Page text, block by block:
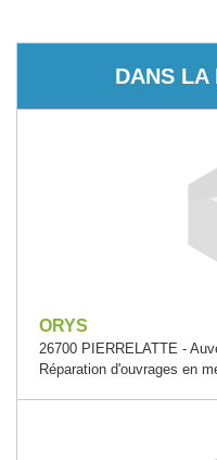
DANS LA
ORYS
26700 PIERRELATTE -
Réparation d'ouvrages en